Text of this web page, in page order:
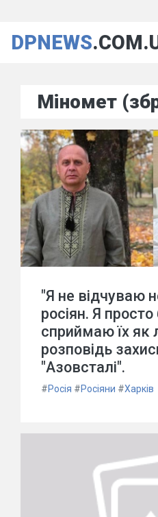
DPNEWS
Міномет
"Я не відчуваю
росіян. Я
сприймаю їх як
розповідь
"Азовсталі".
#Росія #Росіяни #Харків